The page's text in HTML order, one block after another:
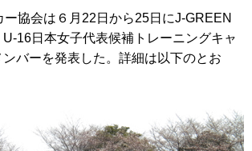
ー協会は６月22日から25日にJ-GREEN
16日本女子代表候補トレーニングキャ
バーを発表した。詳細は以下のとお